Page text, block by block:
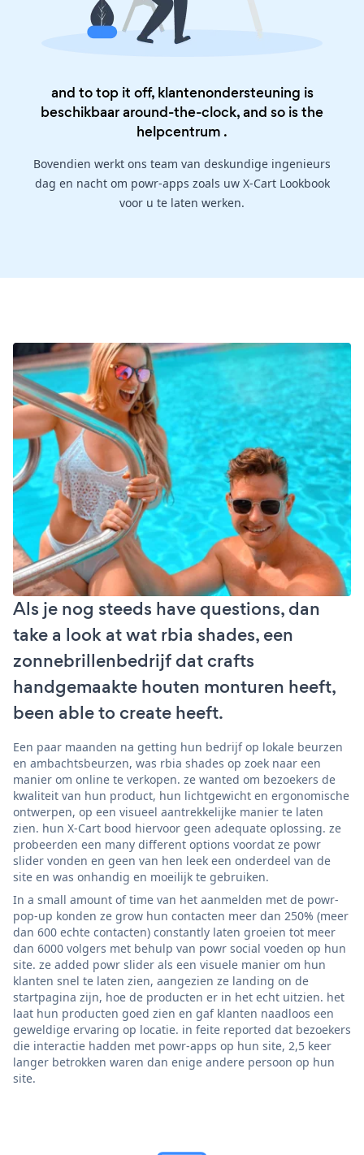
and to top it off, klantenondersteuning is
beschikbaar around-the-clock, and so is the
helpcentrum .
Bovendien werkt ons team van deskundige ingenieurs
dag en nacht om powr-apps zoals uw X-Cart Lookbook
voor u te laten werken.
Als je nog steeds have questions, dan
take a look at wat rbia shades, een
zonnebrillenbedrijf dat crafts
handgemaakte houten monturen heeft,
been able to create heeft.
Een paar maanden na getting hun bedrijf op lokale beurzen
en ambachtsbeurzen, was rbia shades op zoek naar een
manier om online te verkopen. ze wanted om bezoekers de
kwaliteit van hun product, hun lichtgewicht en ergonomische
ontwerpen, op een visueel aantrekkelijke manier te laten
zien. hun X-Cart bood hiervoor geen adequate oplossing. ze
probeerden een many different options voordat ze powr
slider vonden en geen van hen leek een onderdeel van de
site en was onhandig en moeilijk te gebruiken.
In a small amount of time van het aanmelden met de powr-
pop-up konden ze grow hun contacten meer dan 250% (meer
dan 600 echte contacten) constantly laten groeien tot meer
dan 6000 volgers met behulp van powr social voeden op hun
site. ze added powr slider als een visuele manier om hun
klanten snel te laten zien, aangezien ze landing on de
startpagina zijn, hoe de producten er in het echt uitzien. het
laat hun producten goed zien en gaf klanten naadloos een
geweldige ervaring op locatie. in feite reported dat bezoekers
die interactie hadden met powr-apps op hun site, 2,5 keer
langer betrokken waren dan enige andere persoon op hun
site.